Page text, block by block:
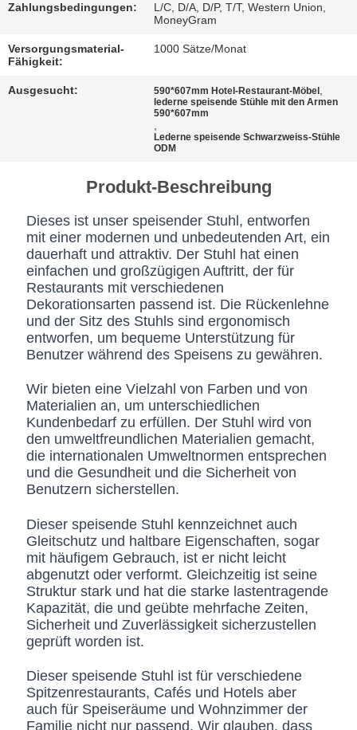
BESTIMMUNGEN
Zahlungsbedingungen:
L/C, D/A, D/P, T/T, Western Union,
MoneyGram
Versorgungsmaterial-
Fähigkeit:
1000 Sätze/Monat
Ausgesucht: 590*607mm Hotel-Restaurant-Möbel
lederne speisende Stühle mit den Armen
590*607mm
Lederne speisende Schwarzweiss-Stühle
ODM
Produkt-Beschreibung
Dieses ist unser speisender Stuhl, entworfen
mit einer modernen und unbedeutenden Art, ein
dauerhaft und attraktiv. Der Stuhl hat einen
einfachen und großzügigen Auftritt, der für
Restaurants mit verschiedenen
Dekorationsarten passend ist. Die Rückenlehne
und der Sitz des Stuhls sind ergonomisch
entworfen, um bequeme Unterstützung für
Benutzer während des Speisens zu gewähren.
Wir bieten eine Vielzahl von Farben und von
Materialien an, um unterschiedlichen
Kundenbedarf zu erfüllen. Der Stuhl wird von
den umweltfreundlichen Materialien gemacht,
die internationalen Umweltnormen entsprechen
und die Gesundheit und die Sicherheit von
Benutzern sicherstellen.
Dieser speisende Stuhl kennzeichnet auch
Gleitschutz und haltbare Eigenschaften, sogar
mit häufigem Gebrauch, ist er nicht leicht
abgenutzt oder verformt. Gleichzeitig ist seine
Struktur stark und hat die starke lastentragende
Kapazität, die und geübte mehrfache Zeiten,
Sicherheit und Zuverlässigkeit sicherzustellen
geprüft worden ist.
Dieser speisende Stuhl ist für verschiedene
Spitzenrestaurants, Cafés und Hotels aber
auch für Speiseräume und Wohnzimmer der
Familie nicht nur passend. Wir glauben, dass